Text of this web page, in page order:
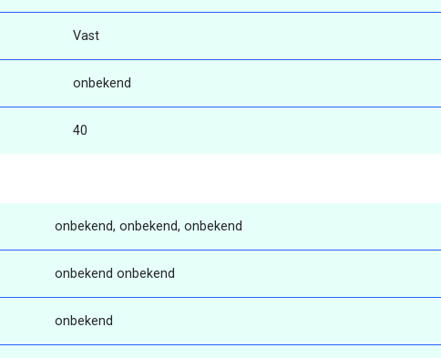
Vast
onbekend
40
onbekend, onbekend, onbekend
onbekend onbekend
onbekend